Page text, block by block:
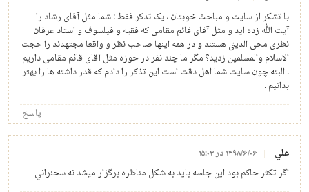
با تشکر از سایت و مباحث خوبتان ، یک تذکر فقط : شما مثل آقای رشاد را
آیت الله زده اید و مثل آقای قائم مقامی که فقیه و فیلسوف و استاد عرفان
نظری محی الدینی هستند و در همه اینها صاحب نظر و واقعا مجتهدند را حجت
الاسلام والمسلمین زدید؟ مگر ما چند نفر در حوزه مثل آقای قائم مقامی داریم
. البته چون سایت شما اهل دقت است این تذکر را دادم که قدر داشته ها را بهتر
بدانیم .
پاسخ
علي ۱۳۹۸/۶/۰۶ در ۱۵:۰۳
اگر تكثر حاكم بود اين جلسه بايد به شكل مناظره برگزار ميشد نه سخنراني